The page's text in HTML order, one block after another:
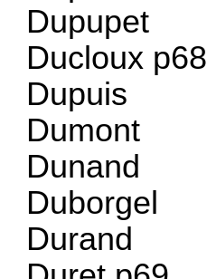
Dupupet
Ducloux p68
Dupuis
Dumont
Dunand
Duborgel
Durand